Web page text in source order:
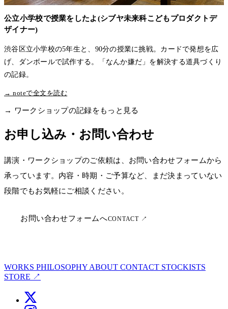
公立小学校で授業をしたよ(シブヤ未来科こどもプロダクトデ
ザイナー)
渋谷区立小学校の5年生と、90分の授業に挑戦。カードで発想を広
げ、ダンボールで試作する。「なんか嫌だ」を解決する道具づくり
の記録。
→ noteで全文を読む
→ ワークショップの記録をもっと見る
お申し込み・お問い合わせ
講演・ワークショップのご依頼は、お問い合わせフォームから
承っています。内容・時期・ご予算など、まだ決まっていない
段階でもお気軽にご相談ください。
お問い合わせフォームへCONTACT ↗
WORKS PHILOSOPHY ABOUT CONTACT STOCKISTS
STORE ↗